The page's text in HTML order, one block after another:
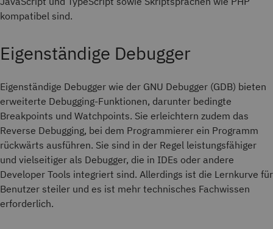
kompatibel sind.
Eigenständige Debugger
Eigenständige Debugger wie der GNU Debugger (GDB) bieten
erweiterte Debugging-Funktionen, darunter bedingte
Breakpoints und Watchpoints. Sie erleichtern zudem das
Reverse Debugging, bei dem Programmierer ein Programm
rückwärts ausführen. Sie sind in der Regel leistungsfähiger
und vielseitiger als Debugger, die in IDEs oder andere
Developer Tools integriert sind. Allerdings ist die Lernkurve für
Benutzer steiler und es ist mehr technisches Fachwissen
erforderlich.